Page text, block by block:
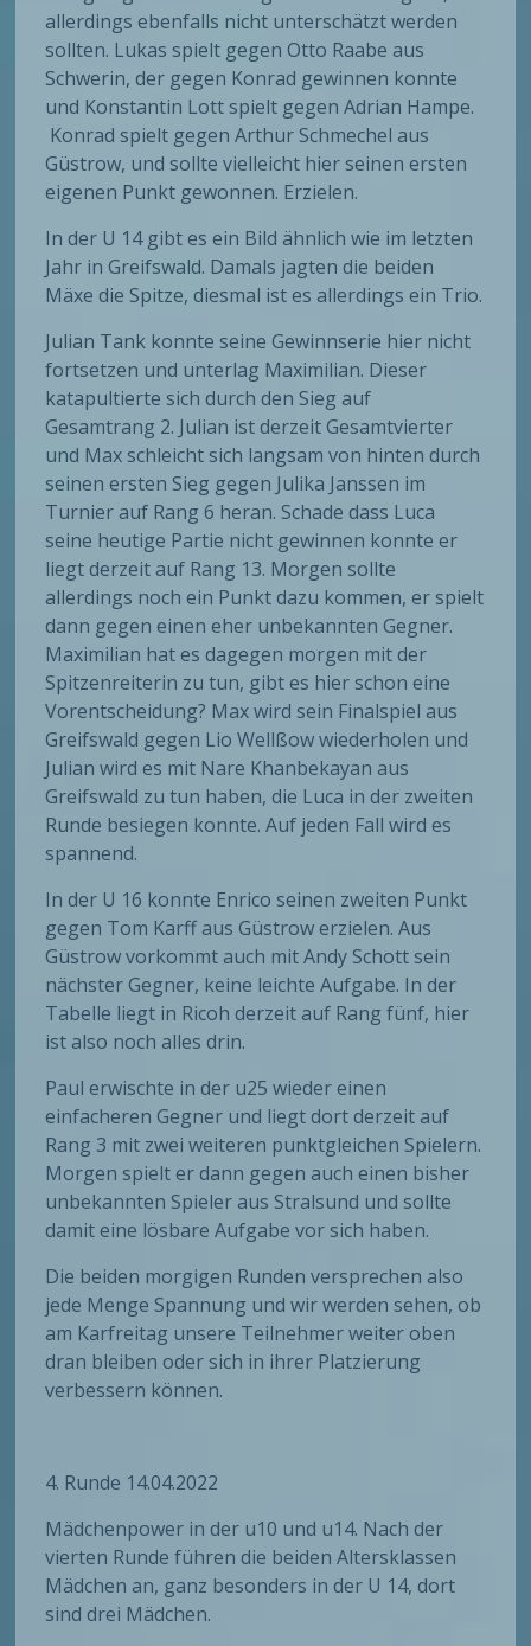
allerdings ebenfalls nicht unterschätzt werden
sollten. Lukas spielt gegen Otto Raabe aus
Schwerin, der gegen Konrad gewinnen konnte
und Konstantin Lott spielt gegen Adrian Hampe.
Konrad spielt gegen Arthur Schmechel aus
Güstrow, und sollte vielleicht hier seinen ersten
eigenen Punkt gewonnen. Erzielen.
In der U 14 gibt es ein Bild ähnlich wie im letzten
Jahr in Greifswald. Damals jagten die beiden
Mäxe die Spitze, diesmal ist es allerdings ein Trio.
Julian Tank konnte seine Gewinnserie hier nicht
fortsetzen und unterlag Maximilian. Dieser
katapultierte sich durch den Sieg auf
Gesamtrang 2. Julian ist derzeit Gesamtvierter
und Max schleicht sich langsam von hinten durch
seinen ersten Sieg gegen Julika Janssen im
Turnier auf Rang 6 heran. Schade dass Luca
seine heutige Partie nicht gewinnen konnte er
liegt derzeit auf Rang 13. Morgen sollte
allerdings noch ein Punkt dazu kommen, er spielt
dann gegen einen eher unbekannten Gegner.
Maximilian hat es dagegen morgen mit der
Spitzenreiterin zu tun, gibt es hier schon eine
Vorentscheidung? Max wird sein Finalspiel aus
Greifswald gegen Lio Wellßow wiederholen und
Julian wird es mit Nare Khanbekayan aus
Greifswald zu tun haben, die Luca in der zweiten
Runde besiegen konnte. Auf jeden Fall wird es
spannend.
In der U 16 konnte Enrico seinen zweiten Punkt
gegen Tom Karff aus Güstrow erzielen. Aus
Güstrow vorkommt auch mit Andy Schott sein
nächster Gegner, keine leichte Aufgabe. In der
Tabelle liegt in Ricoh derzeit auf Rang fünf, hier
ist also noch alles drin.
Paul erwischte in der u25 wieder einen
einfacheren Gegner und liegt dort derzeit auf
Rang 3 mit zwei weiteren punktgleichen Spielern.
Morgen spielt er dann gegen auch einen bisher
unbekannten Spieler aus Stralsund und sollte
damit eine lösbare Aufgabe vor sich haben.
Die beiden morgigen Runden versprechen also
jede Menge Spannung und wir werden sehen, ob
am Karfreitag unsere Teilnehmer weiter oben
dran bleiben oder sich in ihrer Platzierung
verbessern können.
4. Runde 14.04.2022
Mädchenpower in der u10 und u14. Nach der
vierten Runde führen die beiden Altersklassen
Mädchen an, ganz besonders in der U 14, dort
sind drei Mädchen.